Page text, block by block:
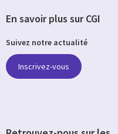
En savoir plus sur CGI
Suivez notre actualité
Inscrivez-vous